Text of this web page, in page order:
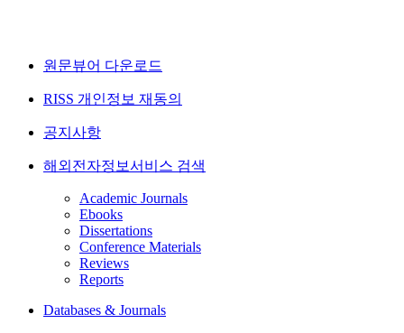
원문뷰어 다운로드
RISS 개인정보 재동의
공지사항
해외전자정보서비스 검색
Academic Journals
Ebooks
Dissertations
Conference Materials
Reviews
Reports
Databases & Journals